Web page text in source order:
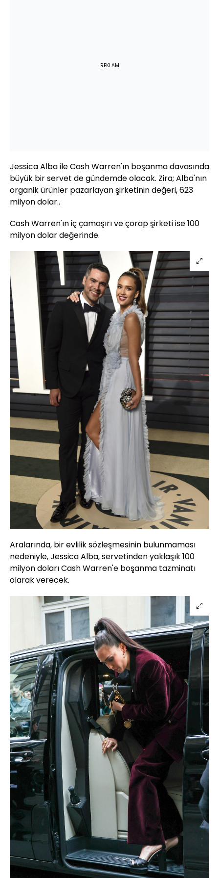
REKLAM
Jessica Alba ile Cash Warren'ın boşanma davasında
büyük bir servet de gündemde olacak. Zira; Alba'nın
organik ürünler pazarlayan şirketinin değeri, 623
milyon dolar..
Cash Warren'ın iç çamaşırı ve çorap şirketi ise 100
milyon dolar değerinde.
Aralarında, bir evlilik sözleşmesinin bulunmaması
nedeniyle, Jessica Alba, servetinden yaklaşık 100
milyon doları Cash Warren'e boşanma tazminatı
olarak verecek.